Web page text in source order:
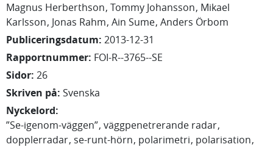
Magnus Herberthson Tommy Johansson Mikael
Karlsson Jonas Rahm Ain Sume Anders Örbom
Publiceringsdatum: 2013-12-31
Rapportnummer: FOI-R--3765--SE
Sidor: 26
Skriven på: Svenska
Nyckelord:
”Se-igenom-väggen” väggpenetrerande radar
dopplerradar se-runt-hörn polarimetri polarisation